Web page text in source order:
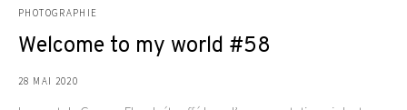
PHOTOGRAPHIE
Welcome to my world #58
28 MAI 2020